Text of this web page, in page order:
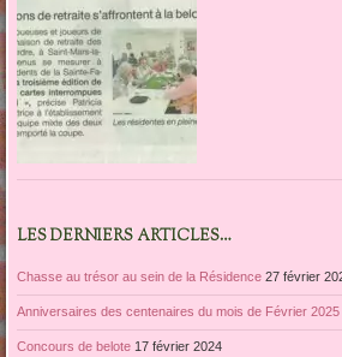
LES DERNIERS ARTICLES…
Chasse au trésor au sein de la Résidence 27 février
Anniversaires des centenaires du mois de Février 2025
Concours de belote 17 février 2024